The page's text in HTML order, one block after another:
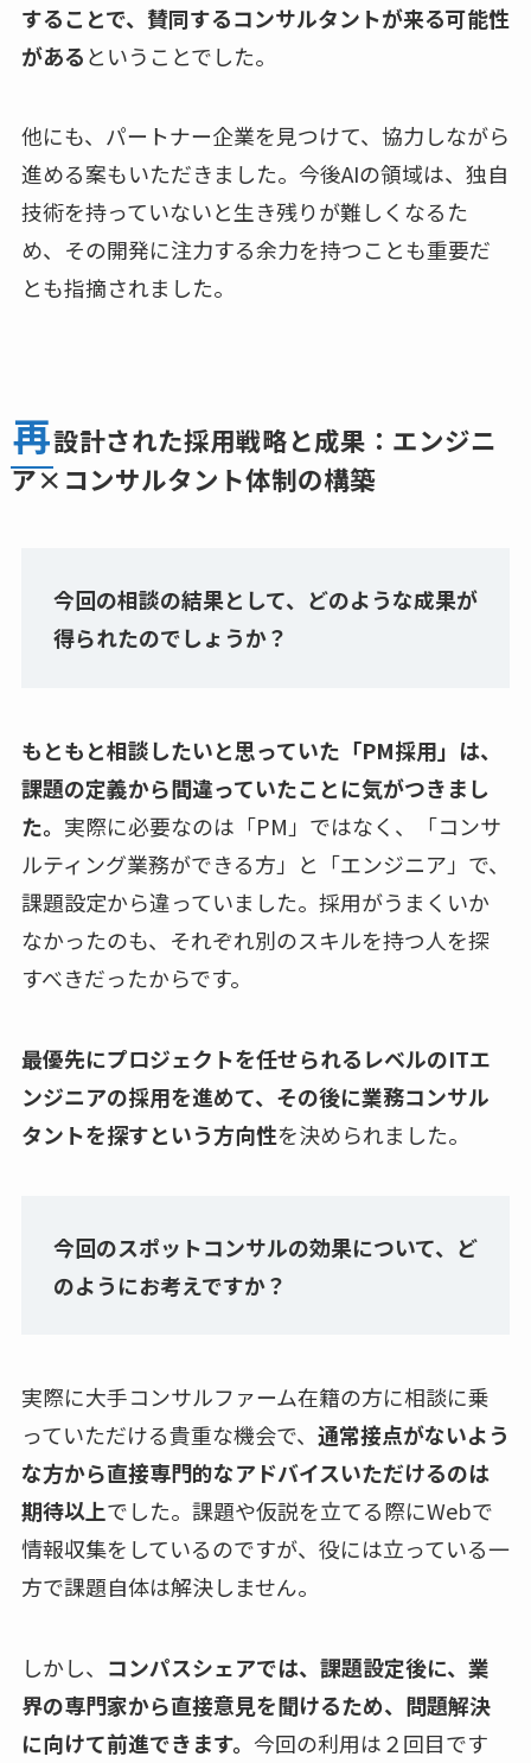
することで、賛同するコンサルタントが来る可能性
があるということでした。
他にも、パートナー企業を見つけて、協力しながら
進める案もいただきました。今後AIの領域は、独自
技術を持っていないと生き残りが難しくなるた
め、その開発に注力する余力を持つことも重要だ
とも指摘されました。
再設計された採用戦略と成果：エンジニ
ア×コンサルタント体制の構築
今回の相談の結果として、どのような成果が
得られたのでしょうか？
もともと相談したいと思っていた「PM採用」は、
課題の定義から間違っていたことに気がつきまし
た。 実際に必要なのは「PM」ではなく、「コンサ
ルティング業務ができる方」と「エンジニア」で、
課題設定から違っていました。採用がうまくいか
なかったのも、それぞれ別のスキルを持つ人を探
すべきだったからです。
最優先にプロジェクトを任せられるレベルのITエ
ンジニアの採用を進めて、その後に業務コンサル
タントを探すという方向性を決められました。
今回のスポットコンサルの効果について、ど
のようにお考えですか？
実際に大手コンサルファーム在籍の方に相談に乗
っていただける貴重な機会で、 通常接点がないよう
な方から直接専門的なアドバイスいただけるのは
期待以上でした。課題や仮説を立てる際にWebで
情報収集をしているのですが、役には立っている一
方で課題自体は解決しません。
しかし、 コンパスシェアでは、課題設定後に、業
界の専門家から直接意見を聞けるため、問題解決
に向けて前進できます。 今回の利用は２回目です